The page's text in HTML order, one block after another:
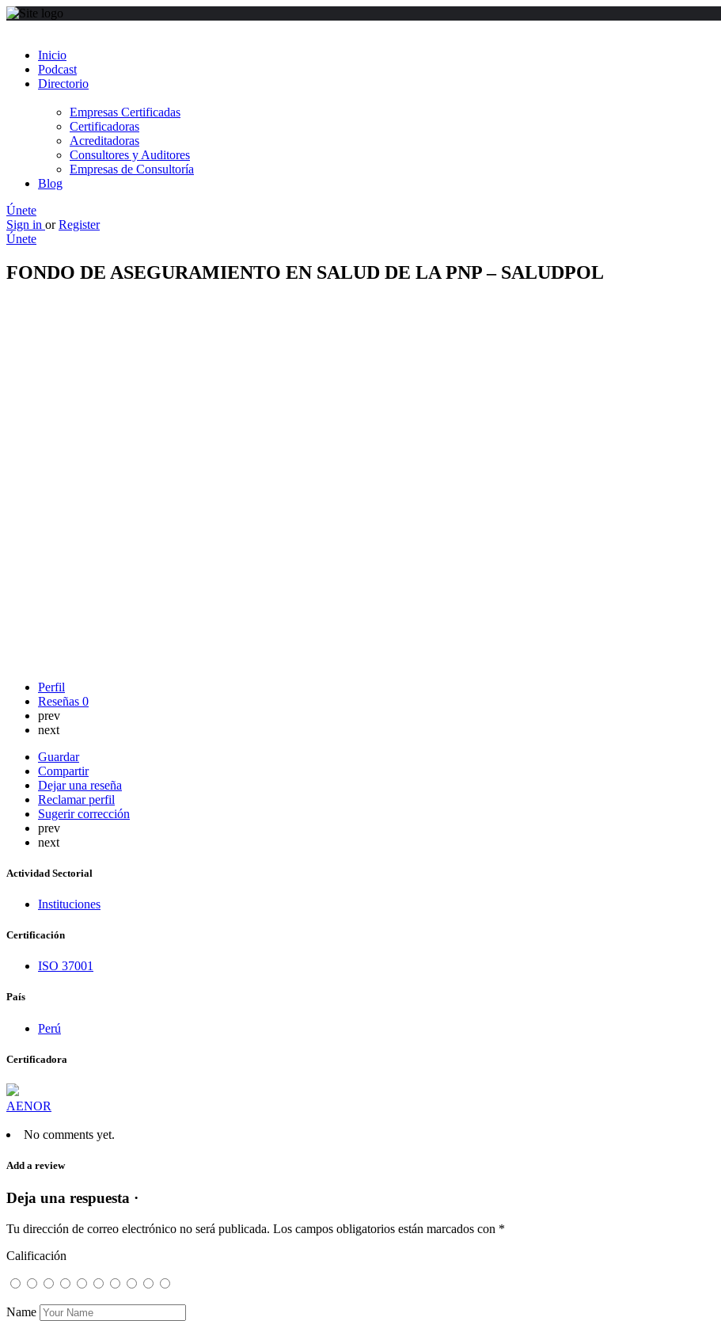
Inicio
Podcast
Directorio
Empresas Certificadas
Certificadoras
Acreditadoras
Consultores y Auditores
Empresas de Consultoría
Blog
Únete
Sign in or Register
Únete
FONDO DE ASEGURAMIENTO EN SALUD DE LA PNP – SALUDPOL
Perfil
Reseñas 0
prev
next
Guardar
Compartir
Dejar una reseña
Reclamar perfil
Sugerir corrección
prev
next
Actividad Sectorial
Instituciones
Certificación
ISO 37001
País
Perú
Certificadora
AENOR
No comments yet.
Add a review
Deja una respuesta ·
Tu dirección de correo electrónico no será publicada. Los campos obligatorios están marcados con *
Calificación
Name